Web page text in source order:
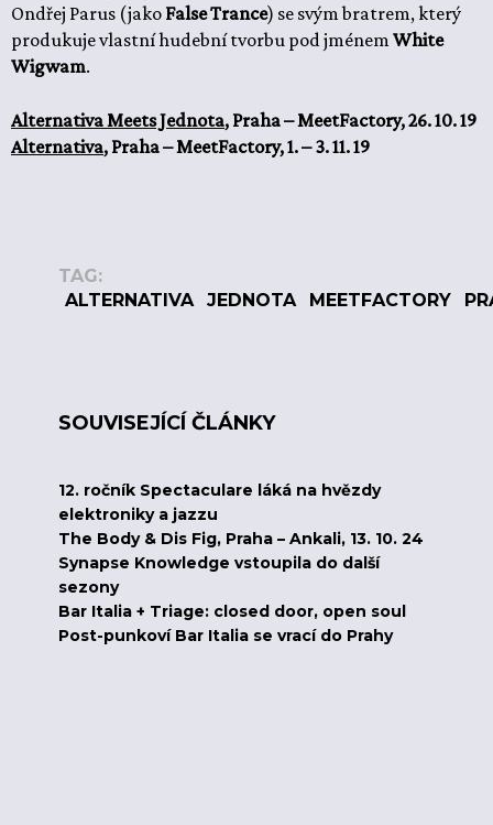
Ondřej Parus (jako False Trance) se svým bratrem, který
produkuje vlastní hudební tvorbu pod jménem White
Wigwam.
Alternativa Meets Jednota, Praha – MeetFactory, 26. 10. 19
Alternativa, Praha – MeetFactory, 1. – 3. 11. 19
TAG:
ALTERNATIVA
JEDNOTA MEETFACTORY
SOUVISEJÍCÍ ČLÁNKY
12. ročník Spectaculare láká na hvězdy
elektroniky a jazzu
The Body & Dis Fig, Praha – Ankali, 13. 10. 24
Synapse Knowledge vstoupila do další
sezony
Bar Italia + Triage: closed door, open soul
Post-punkoví Bar Italia se vrací do Prahy